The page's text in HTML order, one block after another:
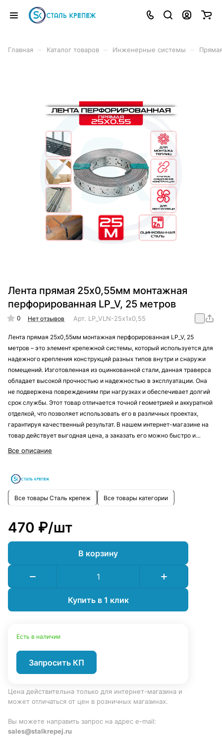
Главная Каталог товаров Инженерные системы
Лента прямая 25х0,55мм монтажная
перфорированная LP_V, 25 метров
0 Нет отзывов Арт. LP_VLN-25х1х0,55
Лента прямая 25х0,55мм монтажная перфорированная LP_V, 25
метров – это элемент крепежной системы, который используется для
надежного крепления конструкций разных типов внутри и снаружи
помещений. Изготовленная из оцинкованной стали, данная траверса
обладает высокой прочностью и надежностью в эксплуатации. Она
не подвержена повреждениям при нагрузках и обеспечивает долгий
срок службы. Этот товар отличается точной геометрией и аккуратной
отделкой, что позволяет использовать его в различных проектах,
гарантируя качественный результат. В нашем интернет-магазине на
товар действует выгодная цена, а заказать его можно быстро и
безопасно.
Все описание
Все товары Сталь крепеж Все товары категории
470 ₽/шт
В корзину
Купить в 1 клик
Есть в наличии
Запросить КП
Цена действительна только для интернет-магазина и
может отличаться от цен в розничных магазинах.
Вы можете направить запрос на адрес e-mail:
sales@stalkrepej.ru